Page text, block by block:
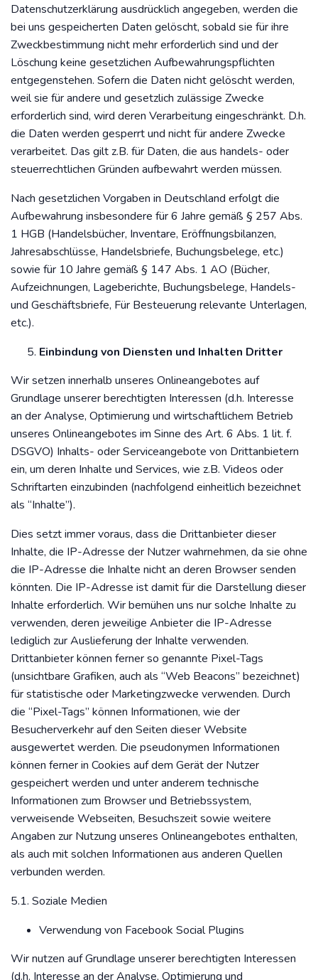
Datenschutzerklärung ausdrücklich angegeben, werden die
bei uns gespeicherten Daten gelöscht, sobald sie für ihre
Zweckbestimmung nicht mehr erforderlich sind und der
Löschung keine gesetzlichen Aufbewahrungspflichten
entgegenstehen. Sofern die Daten nicht gelöscht werden,
weil sie für andere und gesetzlich zulässige Zwecke
erforderlich sind, wird deren Verarbeitung eingeschränkt. D.h.
die Daten werden gesperrt und nicht für andere Zwecke
verarbeitet. Das gilt z.B. für Daten, die aus handels- oder
steuerrechtlichen Gründen aufbewahrt werden müssen.
Nach gesetzlichen Vorgaben in Deutschland erfolgt die
Aufbewahrung insbesondere für 6 Jahre gemäß § 257 Abs.
1 HGB (Handelsbücher, Inventare, Eröffnungsbilanzen,
Jahresabschlüsse, Handelsbriefe, Buchungsbelege, etc.)
sowie für 10 Jahre gemäß § 147 Abs. 1 AO (Bücher,
Aufzeichnungen, Lageberichte, Buchungsbelege, Handels-
und Geschäftsbriefe, Für Besteuerung relevante Unterlagen,
etc.).
Einbindung von Diensten und Inhalten Dritter
Wir setzen innerhalb unseres Onlineangebotes auf
Grundlage unserer berechtigten Interessen (d.h. Interesse
an der Analyse, Optimierung und wirtschaftlichem Betrieb
unseres Onlineangebotes im Sinne des Art. 6 Abs. 1 lit. f.
DSGVO) Inhalts- oder Serviceangebote von Drittanbietern
ein, um deren Inhalte und Services, wie z.B. Videos oder
Schriftarten einzubinden (nachfolgend einheitlich bezeichnet
als “Inhalte”).
Dies setzt immer voraus, dass die Drittanbieter dieser
Inhalte, die IP-Adresse der Nutzer wahrnehmen, da sie ohne
die IP-Adresse die Inhalte nicht an deren Browser senden
könnten. Die IP-Adresse ist damit für die Darstellung dieser
Inhalte erforderlich. Wir bemühen uns nur solche Inhalte zu
verwenden, deren jeweilige Anbieter die IP-Adresse
lediglich zur Auslieferung der Inhalte verwenden.
Drittanbieter können ferner so genannte Pixel-Tags
(unsichtbare Grafiken, auch als “Web Beacons” bezeichnet)
für statistische oder Marketingzwecke verwenden. Durch
die “Pixel-Tags” können Informationen, wie der
Besucherverkehr auf den Seiten dieser Website
ausgewertet werden. Die pseudonymen Informationen
können ferner in Cookies auf dem Gerät der Nutzer
gespeichert werden und unter anderem technische
Informationen zum Browser und Betriebssystem,
verweisende Webseiten, Besuchszeit sowie weitere
Angaben zur Nutzung unseres Onlineangebotes enthalten,
als auch mit solchen Informationen aus anderen Quellen
verbunden werden.
5.1. Soziale Medien
Verwendung von Facebook Social Plugins
Wir nutzen auf Grundlage unserer berechtigten Interessen
(d.h. Interesse an der Analyse, Optimierung und